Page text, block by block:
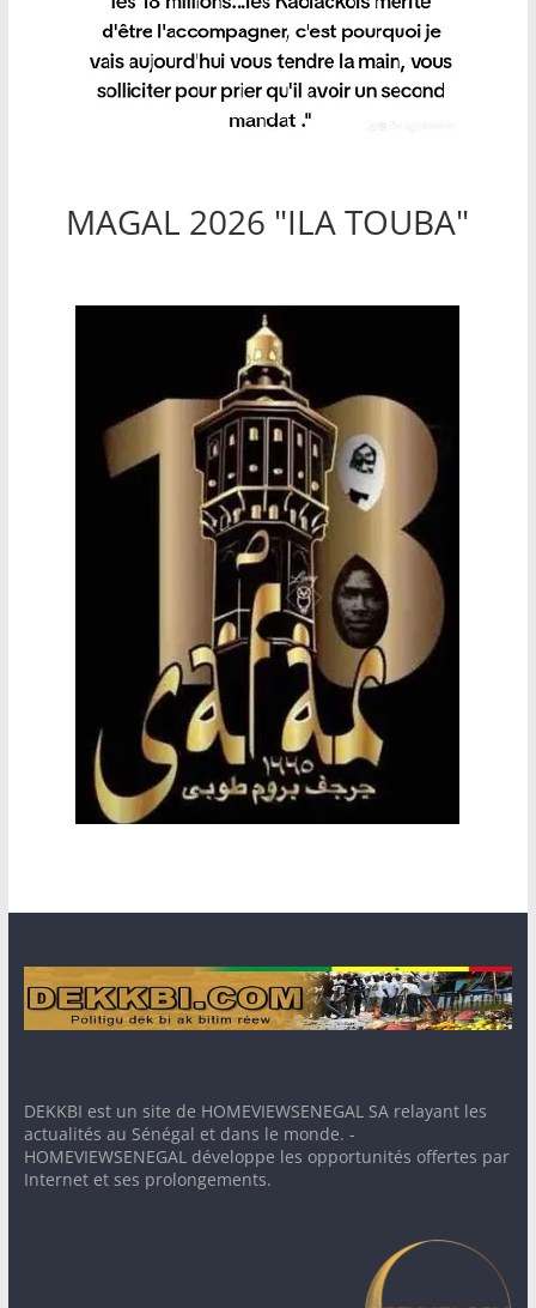
MAGAL 2026 "ILA TOUBA"
DEKKBI est un site de HOMEVIEWSENEGAL SA relayant les
actualités au Sénégal et dans le monde. -
HOMEVIEWSENEGAL développe les opportunités offertes par
Internet et ses prolongements.